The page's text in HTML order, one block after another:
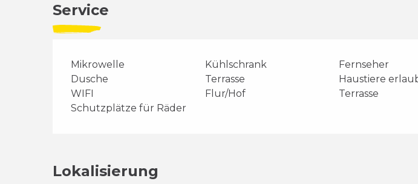
Service
Mikrowelle Kühlschrank
Fernseher
Dusche
Terrasse
Haustiere
WIFI
Flur/Hof
Terrasse
Schutzplätze für Räder
Lokalisierung